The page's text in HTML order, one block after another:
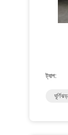
ট্যাগ: